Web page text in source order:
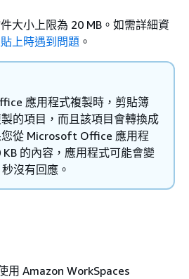
大小上限為 20 MB。如需詳細資
上時遇到問題 。
應用程式複製時，剪貼簿
的項目，而且該項目會轉換成
從 Microsoft Office 應用程
的內容，應用程式可能會變
沒有回應。
用 Amazon WorkSpaces